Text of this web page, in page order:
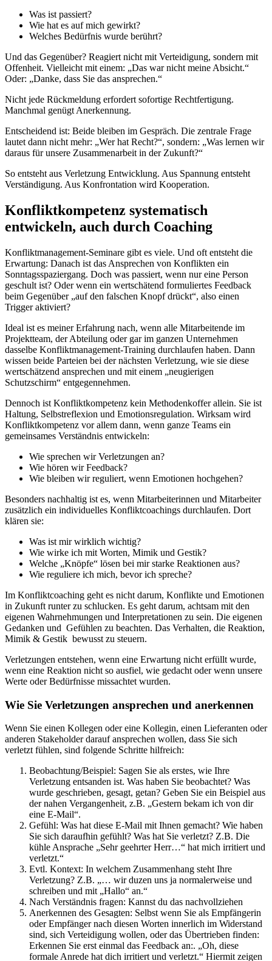
Was ist passiert?
Wie hat es auf mich gewirkt?
Welches Bedürfnis wurde berührt?
Und das Gegenüber? Reagiert nicht mit Verteidigung, sondern mit
Offenheit. Vielleicht mit einem: „Das war nicht meine Absicht.“
Oder: „Danke, dass Sie das ansprechen.“
Nicht jede Rückmeldung erfordert sofortige Rechtfertigung.
Manchmal genügt Anerkennung.
Entscheidend ist: Beide bleiben im Gespräch. Die zentrale Frage
lautet dann nicht mehr: „Wer hat Recht?“, sondern: „Was lernen wir
daraus für unsere Zusammenarbeit in der Zukunft?“
So entsteht aus Verletzung Entwicklung. Aus Spannung entsteht
Verständigung. Aus Konfrontation wird Kooperation.
Konfliktkompetenz systematisch
entwickeln, auch durch Coaching
Konfliktmanagement-Seminare gibt es viele. Und oft entsteht die
Erwartung: Danach ist das Ansprechen von Konflikten ein
Sonntagsspaziergang. Doch was passiert, wenn nur eine Person
geschult ist? Oder wenn ein wertschätend formuliertes Feedback
beim Gegenüber „auf den falschen Knopf drückt“, also einen
Trigger aktiviert?
Ideal ist es meiner Erfahrung nach, wenn alle Mitarbeitende im
Projektteam, der Abteilung oder gar im ganzen Unternehmen
dasselbe Konfliktmanagement-Training durchlaufen haben. Dann
wissen beide Parteien bei der nächsten Verletzung, wie sie diese
wertschätzend ansprechen und mit einem „neugierigen
Schutzschirm“ entgegennehmen.
Dennoch ist Konfliktkompetenz kein Methodenkoffer allein. Sie ist
Haltung, Selbstreflexion und Emotionsregulation. Wirksam wird
Konfliktkompetenz vor allem dann, wenn ganze Teams ein
gemeinsames Verständnis entwickeln:
Wie sprechen wir Verletzungen an?
Wie hören wir Feedback?
Wie bleiben wir reguliert, wenn Emotionen hochgehen?
Besonders nachhaltig ist es, wenn Mitarbeiterinnen und Mitarbeiter
zusätzlich ein individuelles Konfliktcoachings durchlaufen. Dort
klären sie:
Was ist mir wirklich wichtig?
Wie wirke ich mit Worten, Mimik und Gestik?
Welche „Knöpfe“ lösen bei mir starke Reaktionen aus?
Wie reguliere ich mich, bevor ich spreche?
Im Konfliktcoaching geht es nicht darum, Konflikte und Emotionen
in Zukunft runter zu schlucken. Es geht darum, achtsam mit den
eigenen Wahrnehmungen und Interpretationen zu sein. Die eigenen
Gedanken und Gefühlen zu beachten. Das Verhalten, die Reaktion,
Mimik & Gestik bewusst zu steuern.
Verletzungen entstehen, wenn eine Erwartung nicht erfüllt wurde,
wenn eine Reaktion nicht so ausfiel, wie gedacht oder wenn unsere
Werte oder Bedürfnisse missachtet wurden.
Wie Sie Verletzungen ansprechen und anerkennen
Wenn Sie einen Kollegen oder eine Kollegin, einen Lieferanten oder
anderen Stakeholder darauf ansprechen wollen, dass Sie sich
verletzt fühlen, sind folgende Schritte hilfreich:
Beobachtung/Beispiel: Sagen Sie als erstes, wie Ihre
Verletzung entsanden ist. Was haben Sie beobachtet? Was
wurde geschrieben, gesagt, getan? Geben Sie ein Beispiel aus
der nahen Vergangenheit, z.B. „Gestern bekam ich von dir
eine E-Mail“.
Gefühl: Was hat diese E-Mail mit Ihnen gemacht? Wie haben
Sie sich daraufhin gefühlt? Was hat Sie verletzt? Z.B. Die
kühle Ansprache „Sehr geehrter Herr…“ hat mich irritiert und
verletzt.“
Evtl. Kontext: In welchem Zusammenhang steht Ihre
Verletzung? Z.B. „… wir duzen uns ja normalerweise und
schreiben und mit „Hallo“ an.“
Nach Verständnis fragen: Kannst du das nachvollziehen
Anerkennen des Gesagten: Selbst wenn Sie als Empfängerin
oder Empfänger nach diesen Worten innerlich im Widerstand
sind, sich Verteidigung wollen, oder das Übertrieben finden:
Erkennen Sie erst einmal das Feedback an:. „Oh, diese
formale Anrede hat dich irritiert und verletzt.“ Hiermit zeigen